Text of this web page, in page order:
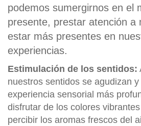
podemos sumergirnos en el
presente, prestar atención a
estar más presentes en
experiencias.
Estimulación de los sentidos:
nuestros sentidos se agudizan
experiencia sensorial más
disfrutar de los colores
percibir los aromas frescos del